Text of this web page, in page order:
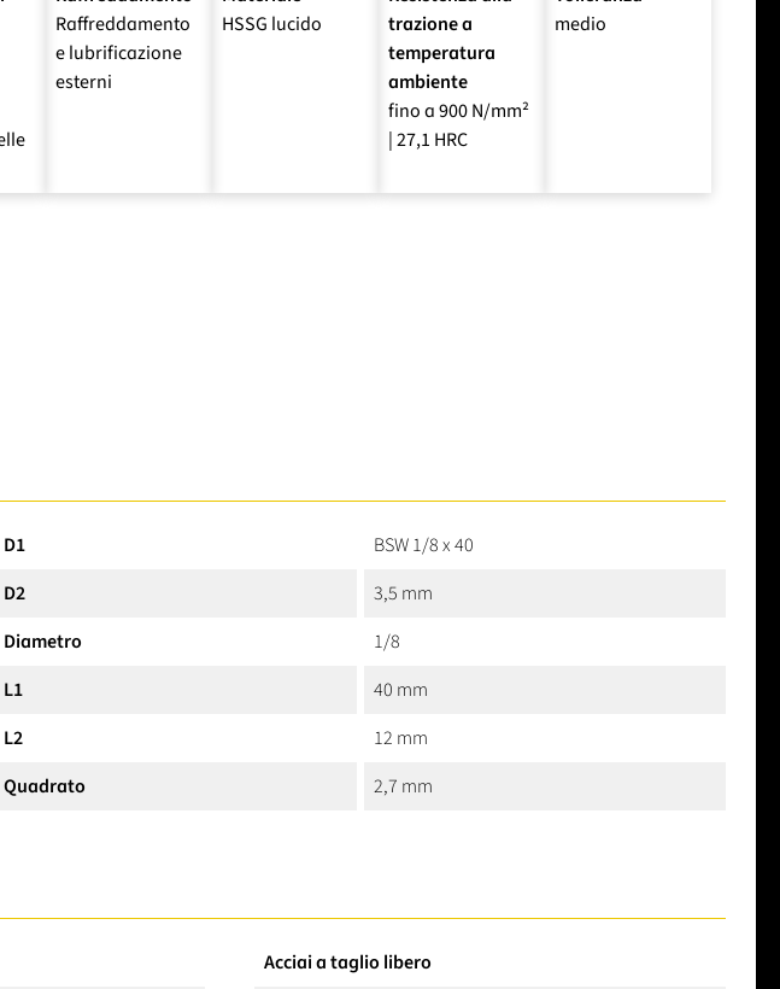
Raffreddamento
e lubrificazione
esterni
HSSG lucido
trazione a
temperatura
ambiente
fino a 900 N/mm²
| 27,1 HRC
medio
D1
BSW 1/8 x 40
D2
3,5 mm
Diametro
1/8
L1
40 mm
L2
12 mm
Quadrato
2,7 mm
Acciai a taglio libero